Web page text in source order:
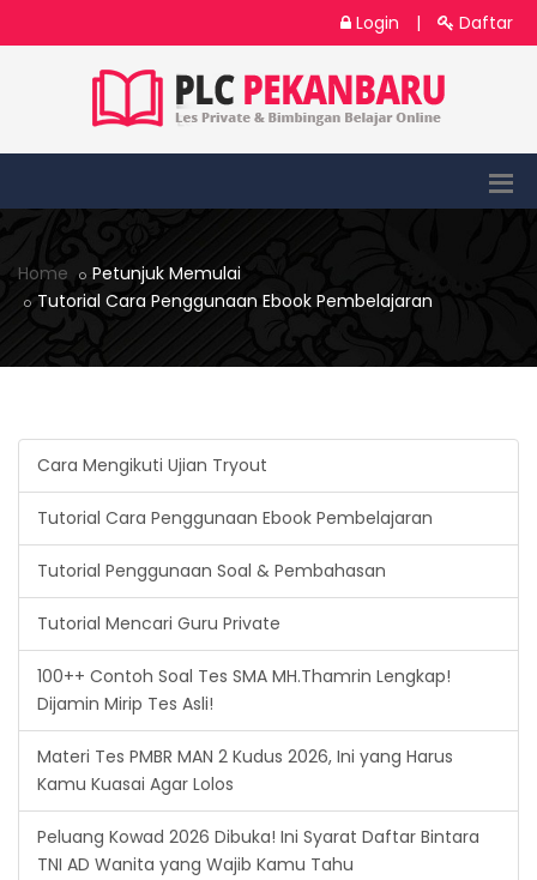
Login | Daftar
Home
Petunjuk Memulai
Tutorial Cara Penggunaan Ebook Pembelajaran
Cara Mengikuti Ujian Tryout
Tutorial Cara Penggunaan Ebook Pembelajaran
Tutorial Penggunaan Soal & Pembahasan
Tutorial Mencari Guru Private
100++ Contoh Soal Tes SMA MH.Thamrin Lengkap!
Dijamin Mirip Tes Asli!
Materi Tes PMBR MAN 2 Kudus 2026, Ini yang Harus
Kamu Kuasai Agar Lolos
Peluang Kowad 2026 Dibuka! Ini Syarat Daftar Bintara
TNI AD Wanita yang Wajib Kamu Tahu